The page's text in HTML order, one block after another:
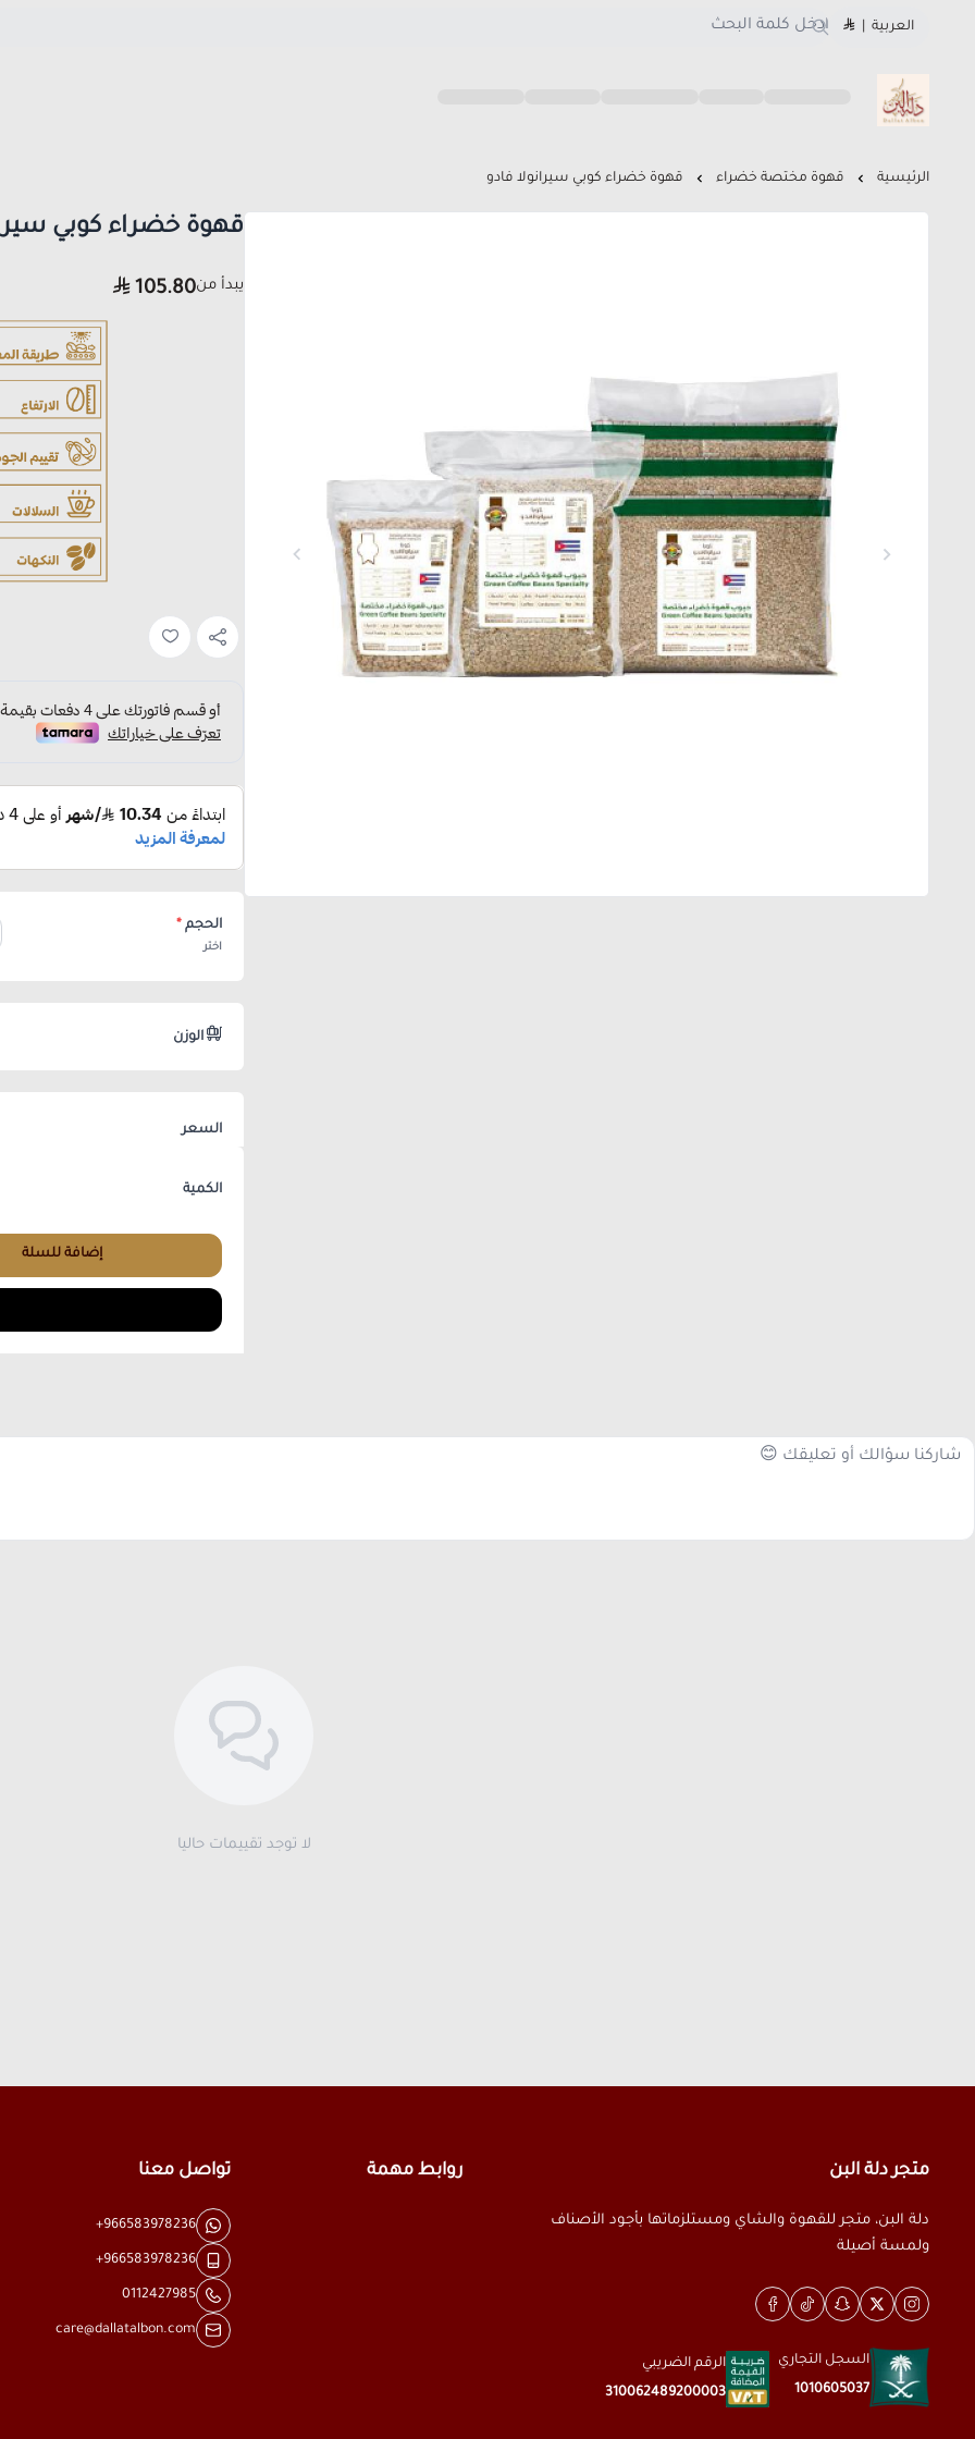
العربية
متجر دلة البن
الرئيسية قهوة مختصة خضراء قهوة خضراء كوبي سيرانولا فادو
قهوة خضراء كوبي
يبدأ من105.80
الحجم *
اختر
الوزن
السعر
الكمية
إضافة للسلة
لا توجد تقييمات حاليا
متجر دلة البن
دلة البن، متجر للقهوة والشاي ومستلزماتها بأجود الأصناف
ولمسة أصيلة
السجل التجاري
1010605037
الرقم الضريبي
310062489200003
روابط مهمة تواصل معنا
+966583978236
+966583978236
0112427985
care@dallatalbon.com